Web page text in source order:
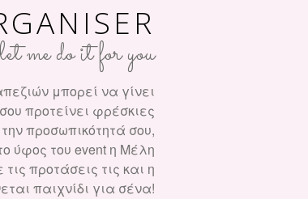
let me do it for you
μπορεί να γίνει
προτείνει φρέσκιες
προσωπικότητά σου,
ύφος του event η Μέλη
προτάσεις τις και η
παιχνίδι για σένα!